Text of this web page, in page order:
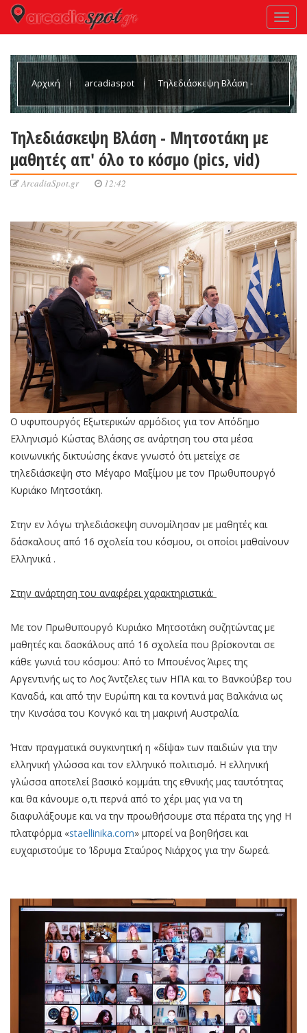
Αρχική arcadiaspot Τηλεδιάσκεψη Βλάση -
Τηλεδιάσκεψη Βλάση - Μητσοτάκη με
μαθητές απ' όλο το κόσμο (pics, vid)
ArcadiaSpot.gr 12:42
Ο υφυπουργός Εξωτερικών αρμόδιος για τον Απόδημο
Ελληνισμό Κώστας Βλάσης σε ανάρτηση του στα μέσα
κοινωνικής δικτυώσης έκανε γνωστό ότι μετείχε σε
τηλεδιάσκεψη στο Μέγαρο Μαξίμου με τον Πρωθυπουργό
Κυριάκο Μητσοτάκη.
Στην εν λόγω τηλεδιάσκεψη συνομίλησαν με μαθητές και
δάσκαλους από 16 σχολεία του κόσμου, οι οποίοι μαθαίνουν
Ελληνικά .
Στην ανάρτηση του αναφέρει χαρακτηριστικά:
Με τον Πρωθυπουργό Κυριάκο Μητσοτάκη συζητώντας με
μαθητές και δασκάλους από 16 σχολεία που βρίσκονται σε
κάθε γωνιά του κόσμου: Από το Μπουένος Άιρες της
Αργεντινής ως το Λος Άντζελες των ΗΠΑ και το Βανκούβερ του
Καναδά, και από την Ευρώπη και τα κοντινά μας Βαλκάνια ως
την Κινσάσα του Κονγκό και τη μακρινή Αυστραλία.
Ήταν πραγματικά συγκινητική η «δίψα» των παιδιών για την
ελληνική γλώσσα και τον ελληνικό πολιτισμό. Η ελληνική
γλώσσα αποτελεί βασικό κομμάτι της εθνικής μας ταυτότητας
και θα κάνουμε ο,τι περνά από το χέρι μας για να τη
διαφυλάξουμε και να την προωθήσουμε στα πέρατα της γης! Η
πλατφόρμα «staellinika.com» μπορεί να βοηθήσει και
ευχαριστούμε το Ίδρυμα Σταύρος Νιάρχος για την δωρεά.